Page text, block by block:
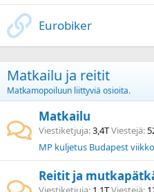
Eurobiker
Matkailu ja reitit
Matkamopoiluun liittyviä osioita.
Matkailu
Viestiketjuja 3,4TViestejä
MP kuljetus Budapest
Reitit ja